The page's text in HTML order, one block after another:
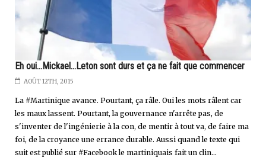
Eh oui...Mickael...Leton sont durs et ça ne fait que commencer
AOÛT 12TH, 2015
La #Martinique avance. Pourtant, ça râle. Oui les mots râlent car
les maux lassent. Pourtant, la gouvernance n'arrête pas, de
s'inventer de l'ingénierie à la con, de mentir à tout va, de faire ma
foi, de la croyance une errance durable. Aussi quand le texte qui
suit est publié sur #Facebook le martiniquais fait un clin...